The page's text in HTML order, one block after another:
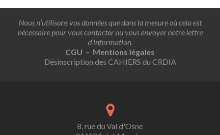
Nous n’utilisons vos données que dans la mesure où cela est
nécessaire pour vous contacter ou vous envoyer notre lettre
d’information.
CGU – Mentions légales
Désinscription des CAHIERS du CRDIA
8, rue du Val d'Osne